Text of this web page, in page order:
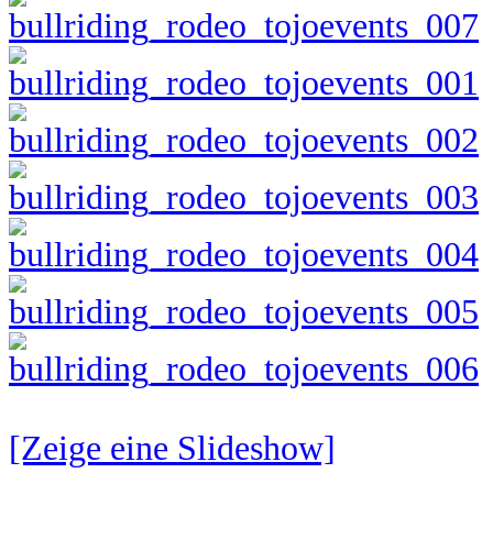
[Zeige eine Slideshow]